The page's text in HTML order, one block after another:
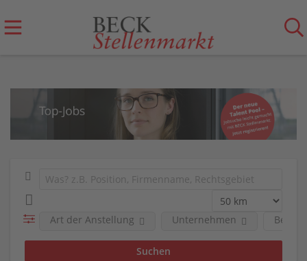
Art der Anstellung Unternehmen